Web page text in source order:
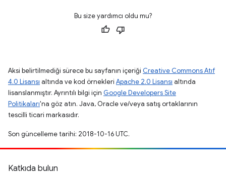
Bu size yardımcı oldu mu?
Aksi belirtilmediği sürece bu sayfanın içeriği Creative Commons Atıf
4.0 Lisansı altında ve kod örnekleri Apache 2.0 Lisansı altında
lisanslanmıştır. Ayrıntılı bilgi için Google Developers Site
Politikaları'na göz atın. Java, Oracle ve/veya satış ortaklarının
tescilli ticari markasıdır.
Son güncelleme tarihi: 2018-10-16 UTC.
Katkıda bulun